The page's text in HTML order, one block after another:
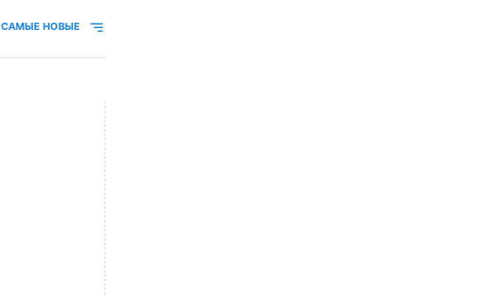
САМЫЕ НОВЫЕ